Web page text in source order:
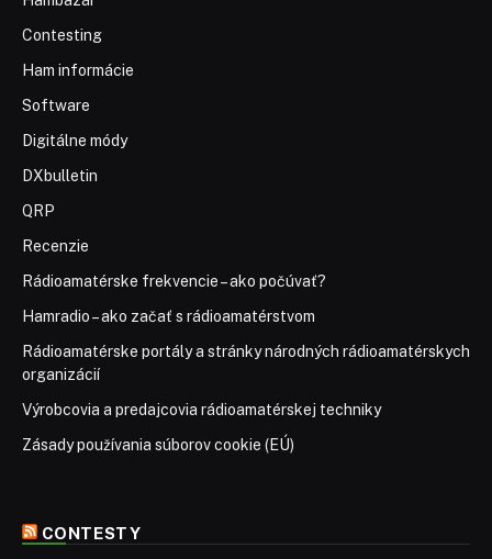
Contesting
Ham informácie
Software
Digitálne módy
DXbulletin
QRP
Recenzie
Rádioamatérske frekvencie – ako počúvať?
Hamradio – ako začať s rádioamatérstvom
Rádioamatérske portály a stránky národných rádioamatérskych
organizácií
Výrobcovia a predajcovia rádioamatérskej techniky
Zásady používania súborov cookie (EÚ)
CONTESTY